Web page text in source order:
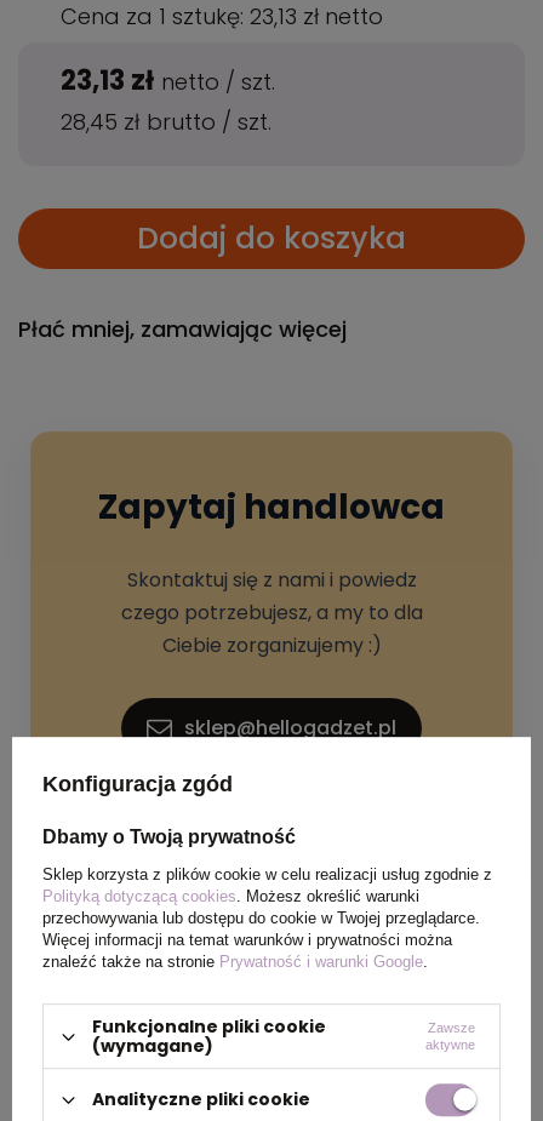
Cena za 1 sztukę: 23,13 zł netto
23,13 zł netto / szt.
28,45 zł brutto / szt.
Dodaj do koszyka
Płać mniej, zamawiając więcej
Zapytaj handlowca
Skontaktuj się z nami i powiedz
czego potrzebujesz, a my to dla
Ciebie zorganizujemy :)
sklep@hellogadzet.pl
SPECYFIKACJA PRODUKTU
Materiał Poliester
Konfiguracja zgód
Dbamy o Twoją prywatność
Sklep korzysta z plików cookie w celu realizacji usług zgodnie z
Polityką dotyczącą cookies. Możesz określić warunki
przechowywania lub dostępu do cookie w Twojej przeglądarce.
Więcej informacji na temat warunków i prywatności można
znaleźć także na stronie Prywatność i warunki Google.
Funkcjonalne pliki cookie
(wymagane)
Zawsze
aktywne
Analityczne pliki cookie